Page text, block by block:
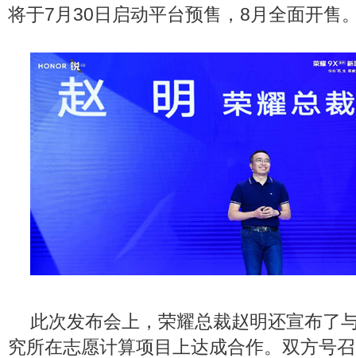
将于7月30日启动平台预售，8月全面开售
此次发布会上，荣耀总裁赵明还宣布了
究所在志愿计算项目上达成合作。双方号